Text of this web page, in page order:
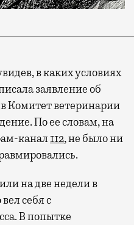
в каких условиях
заявление об
Комитет ветеринарии
По ее словам, на
канал112, не было ни
на две недели в
себя с
В попытке